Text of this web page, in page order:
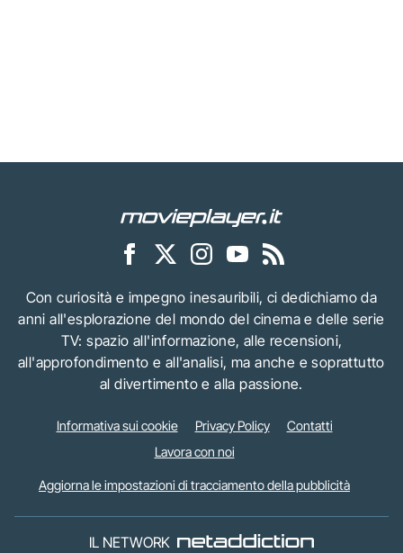
Con curiosità e impegno inesauribili, ci dedichiamo da
anni all'esplorazione del mondo del cinema e delle serie
TV: spazio all'informazione, alle recensioni,
all'approfondimento e all'analisi, ma anche e soprattutto
al divertimento e alla passione.
Informativa sui cookie Privacy Policy
Contatti
Lavora con noi
Aggiorna le impostazioni di tracciamento della pubblicità
IL NETWORK